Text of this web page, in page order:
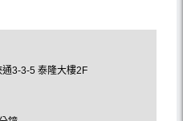
3-3-5 泰隆大樓2F